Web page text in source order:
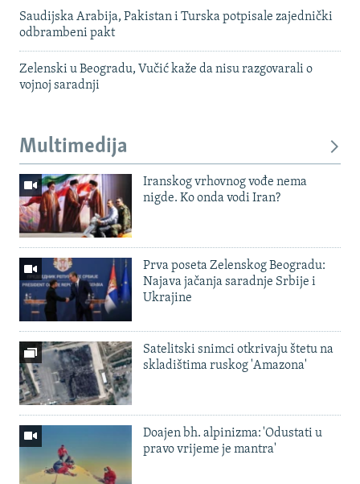
Saudijska Arabija, Pakistan i Turska potpisale zajednički
odbrambeni pakt
Zelenski u Beogradu, Vučić kaže da nisu razgovarali o
vojnoj saradnji
Multimedija
Iranskog vrhovnog vođe nema
nigde. Ko onda vodi Iran?
Prva poseta Zelenskog Beogradu:
Najava jačanja saradnje Srbije i
Ukrajine
Satelitski snimci otkrivaju štetu na
skladištima ruskog 'Amazona'
Doajen bh. alpinizma: 'Odustati u
pravo vrijeme je mantra'